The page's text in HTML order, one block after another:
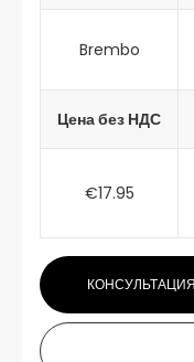
Brembo
Цена без НДС
€17.95
КОНСУЛЬТАЦИЯ